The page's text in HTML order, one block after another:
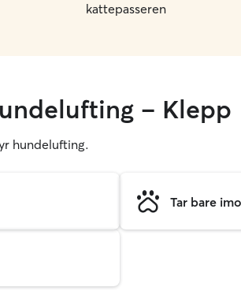
kattepasseren
– Klepp
hundelufting.
Tar bare